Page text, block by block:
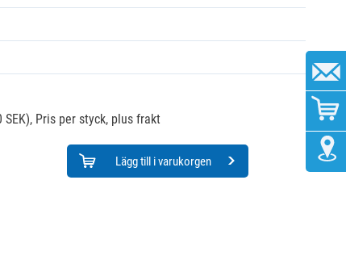
Pris per styck, plus frakt
Lägg till i varukorgen